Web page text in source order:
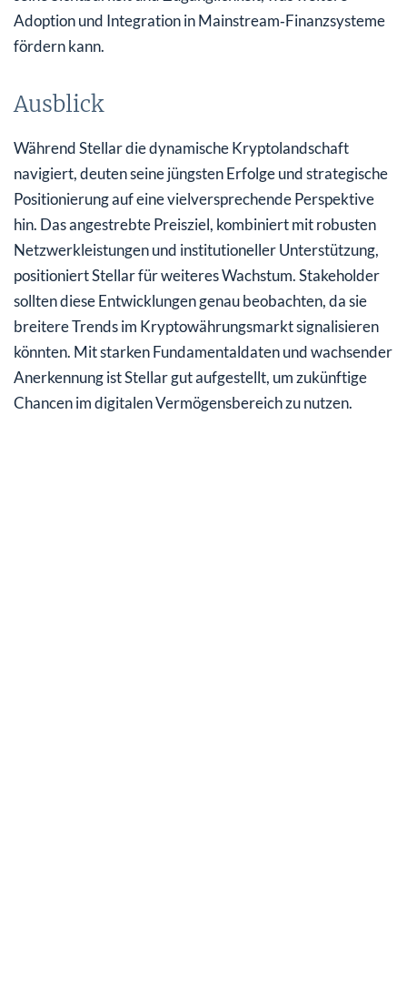
Adoption und Integration in Mainstream‑Finanzsysteme
fördern kann.
Ausblick
Während Stellar die dynamische Kryptolandschaft
navigiert, deuten seine jüngsten Erfolge und strategische
Positionierung auf eine vielversprechende Perspektive
hin. Das angestrebte Preisziel, kombiniert mit robusten
Netzwerkleistungen und institutioneller Unterstützung,
positioniert Stellar für weiteres Wachstum. Stakeholder
sollten diese Entwicklungen genau beobachten, da sie
breitere Trends im Kryptowährungsmarkt signalisieren
könnten. Mit starken Fundamentaldaten und wachsender
Anerkennung ist Stellar gut aufgestellt, um zukünftige
Chancen im digitalen Vermögensbereich zu nutzen.